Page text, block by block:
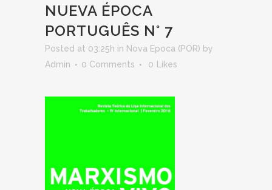
NUEVA ÉPOCA
PORTUGUÊS N° 7
Posted at 03:25h in Nova Epoca (POR) by
Admin
0 Comments 0 Likes